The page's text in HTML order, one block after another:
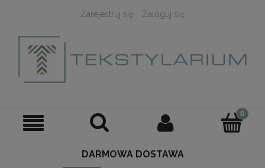
Zarejestruj się Zaloguj się
DARMOWA DOSTAWA